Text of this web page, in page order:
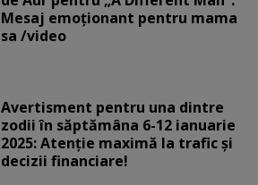
Mesaj emoționant pentru mama
sa /video
Avertisment pentru una dintre
zodii în săptămâna 6-12 ianuarie
2025: Atenție maximă la trafic și
decizii financiare!